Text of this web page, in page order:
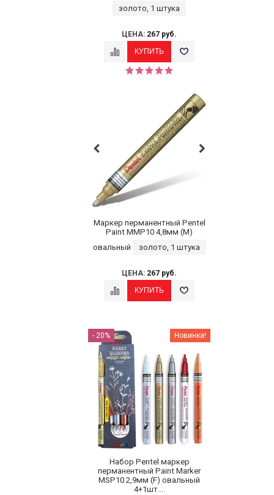
золото, 1 штука
ЦЕНА: 267 руб.
Маркер перманентный Pentel
Paint MMP10 4,8мм (M)
овальный
золото, 1 штука
ЦЕНА: 267 руб.
- 20% Новинка!
Набор Pentel маркер
перманентный Paint Marker
MSP10 2,9мм (F) овальный
4+1шт....